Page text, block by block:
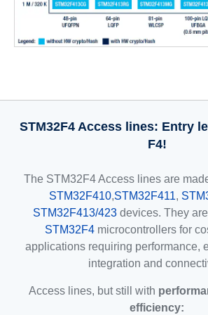
STM32F4 Access lines: Entry
F4!
The STM32F4 Access lines are
STM32F410,STM32F411,
STM32F413/423 devices. They
STM32F4 microcontrollers for
applications requiring performance,
integration and
Access lines, but still with
efficiency: